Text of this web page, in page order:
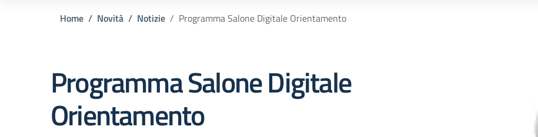
Home Novità Notizie Programma Salone Digitale Orientamento
Programma Salone Digitale
Orientamento